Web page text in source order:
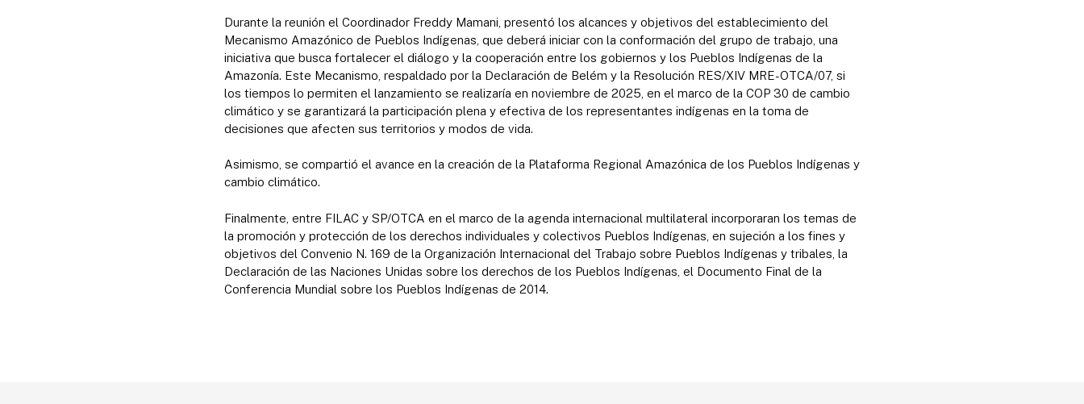
Durante la reunión el Coordinador Freddy Mamani, presentó los alcances y objetivos del establecimiento del
Mecanismo Amazónico de Pueblos Indígenas, que deberá iniciar con la conformación del grupo de trabajo, una
iniciativa que busca fortalecer el diálogo y la cooperación entre los gobiernos y los Pueblos Indígenas de la
Amazonía. Este Mecanismo, respaldado por la Declaración de Belém y la Resolución RES/XIV MRE-OTCA/07, si
los tiempos lo permiten el lanzamiento se realizaría en noviembre de 2025, en el marco de la COP 30 de cambio
climático y se garantizará la participación plena y efectiva de los representantes indígenas en la toma de
decisiones que afecten sus territorios y modos de vida.
Asimismo, se compartió el avance en la creación de la Plataforma Regional Amazónica de los Pueblos Indígenas y
cambio climático.
Finalmente, entre FILAC y SP/OTCA en el marco de la agenda internacional multilateral incorporaran los temas de
la promoción y protección de los derechos individuales y colectivos Pueblos Indígenas, en sujeción a los fines y
objetivos del Convenio N. 169 de la Organización Internacional del Trabajo sobre Pueblos Indígenas y tribales, la
Declaración de las Naciones Unidas sobre los derechos de los Pueblos Indígenas, el Documento Final de la
Conferencia Mundial sobre los Pueblos Indígenas de 2014.